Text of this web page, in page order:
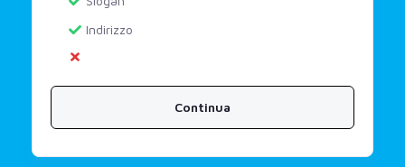
Indirizzo
Continua